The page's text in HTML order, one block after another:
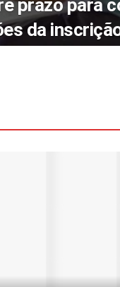
prazo para
da